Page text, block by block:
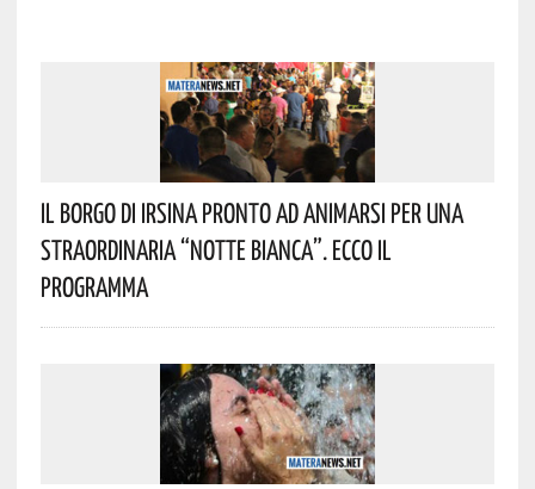
Il Borgo Di Irsina Pronto Ad Animarsi Per Una
Straordinaria “Notte Bianca”. Ecco Il
Programma